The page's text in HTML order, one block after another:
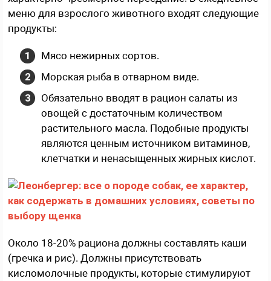
меню для взрослого животного входят следующие
продукты:
Мясо нежирных сортов.
Морская рыба в отварном виде.
Обязательно вводят в рацион салаты из
овощей с достаточным количеством
растительного масла. Подобные продукты
являются ценным источником витаминов,
клетчатки и ненасыщенных жирных кислот.
Около 18-20% рациона должны составлять каши
(гречка и рис). Должны присутствовать
кисломолочные продукты, которые стимулируют